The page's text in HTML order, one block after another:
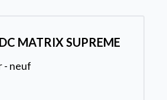
MATRIX SUPREME
- neuf